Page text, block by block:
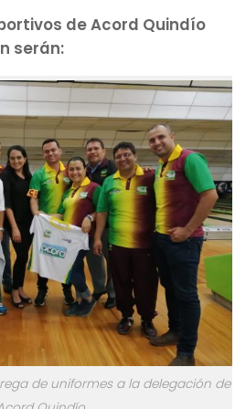
de Acord Quindío
serán:
de uniformes a la delegación de